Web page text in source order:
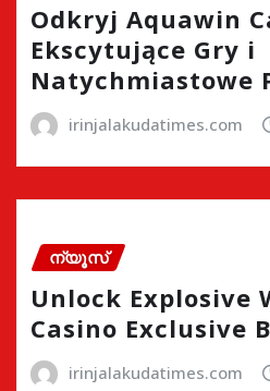
Odkryj Aquawin
Ekscytujące Gry i
Natychmiastowe
irinjalakudatimes.com
ന്യൂസ്
Unlock Explosive
Casino Exclusive
irinjalakudatimes.com